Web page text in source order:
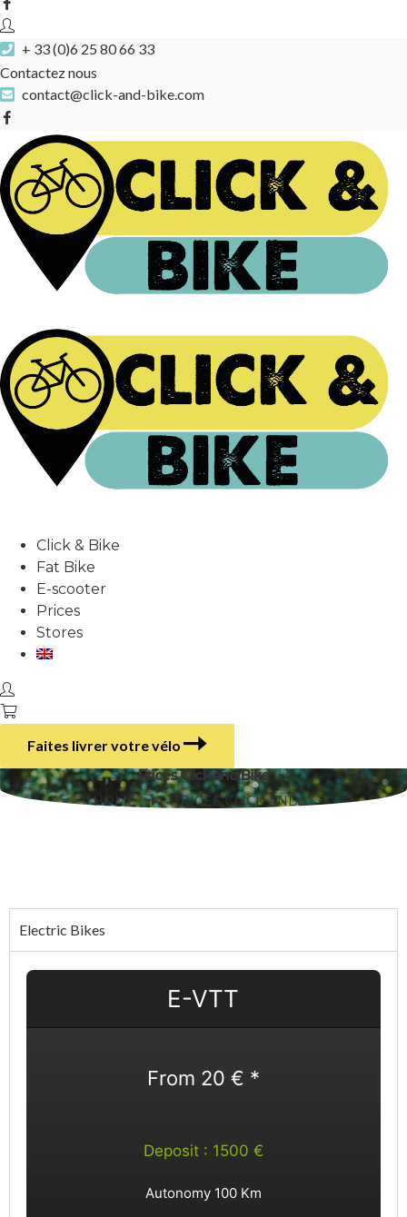
+ 33 (0)6 25 80 66 33
Contactez nous
contact@click-and-bike.com
Click & Bike
Fat Bike
E-scooter
Prices
Stores
Faites livrer votre vélo
Prices Click and Bike
HOME PRICES CLICK AND BIKE
Electric Bikes
E-VTT
From 20 € *
Deposit : 1500 €
Autonomy 100 Km